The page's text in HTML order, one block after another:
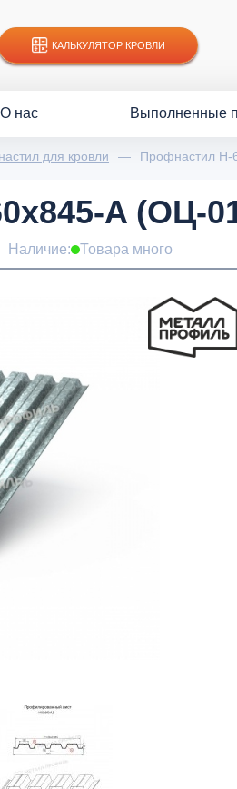
КАЛЬКУЛЯТОР КРОВЛИ
О нас Выполненные
для кровли — Профнастил Н-
A (ОЦ-
Наличие: Товара много